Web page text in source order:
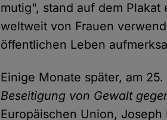
mutig", stand auf dem
weltweit von Frauen
öffentlichen Leben
Einige Monate später, am
Beseitigung von Gewalt
Europäischen Union, Joseph